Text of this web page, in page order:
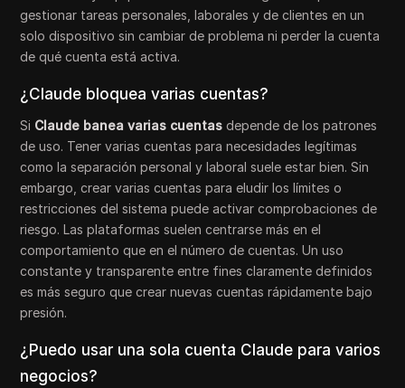
gestionar tareas personales, laborales y de clientes en un
solo dispositivo sin cambiar de problema ni perder la cuenta
de qué cuenta está activa.
¿Claude bloquea varias cuentas?
Si Claude banea varias cuentas depende de los patrones
de uso. Tener varias cuentas para necesidades legítimas
como la separación personal y laboral suele estar bien. Sin
embargo, crear varias cuentas para eludir los límites o
restricciones del sistema puede activar comprobaciones de
riesgo. Las plataformas suelen centrarse más en el
comportamiento que en el número de cuentas. Un uso
constante y transparente entre fines claramente definidos
es más seguro que crear nuevas cuentas rápidamente bajo
presión.
¿Puedo usar una sola cuenta Claude para varios
negocios?